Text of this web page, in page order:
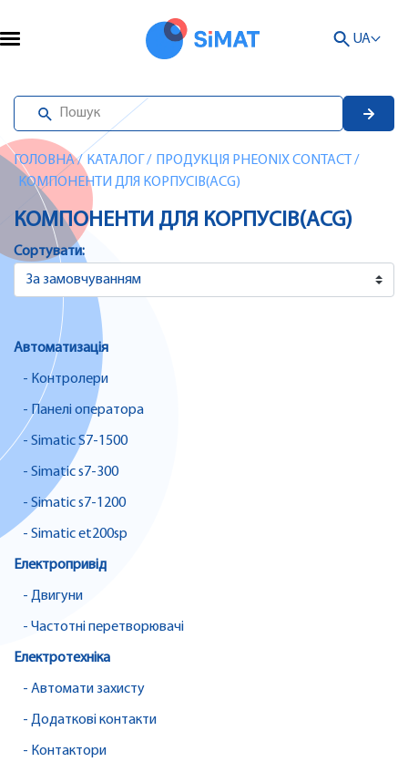
UA
ГОЛОВНА/ КАТАЛОГ / ПРОДУКЦІЯ PHEONIX CONTACT /
КОМПОНЕНТИ ДЛЯ КОРПУСІВ(ACG)
КОМПОНЕНТИ ДЛЯ КОРПУСІВ(ACG)
Сортувати:
Автоматизація
- Контролери
- Панелі оператора
- Simatic S7-1500
- Simatic s7-300
- Simatic s7-1200
- Simatic et200sp
Електропривід
- Двигуни
- Частотні перетворювачі
Електротехніка
- Автомати захисту
- Додаткові контакти
- Контактори